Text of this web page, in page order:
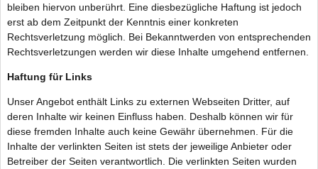
bleiben hiervon unberührt. Eine diesbezügliche Haftung ist jedoch
erst ab dem Zeitpunkt der Kenntnis einer konkreten
Rechtsverletzung möglich. Bei Bekanntwerden von entsprechenden
Rechtsverletzungen werden wir diese Inhalte umgehend entfernen.
Haftung für Links
Unser Angebot enthält Links zu externen Webseiten Dritter, auf
deren Inhalte wir keinen Einfluss haben. Deshalb können wir für
diese fremden Inhalte auch keine Gewähr übernehmen. Für die
Inhalte der verlinkten Seiten ist stets der jeweilige Anbieter oder
Betreiber der Seiten verantwortlich. Die verlinkten Seiten wurden